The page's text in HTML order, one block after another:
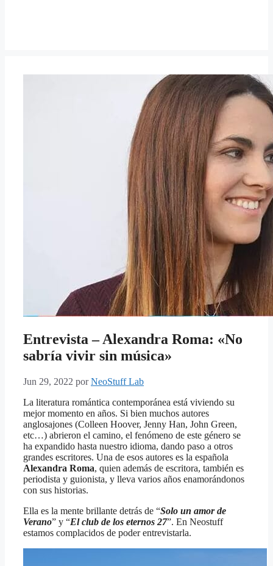
Entrevista – Alexandra Roma: «No
sabría vivir sin música»
Jun 29, 2022 porNeoStuff Lab
La literatura romántica contemporánea está viviendo su
mejor momento en años. Si bien muchos autores
anglosajones (Colleen Hoover, Jenny Han, John Green,
etc…) abrieron el camino, el fenómeno de este género se
ha expandido hasta nuestro idioma, dando paso a otros
grandes escritores. Una de esos autores es la española
Alexandra Roma, quien además de escritora, también es
periodista y guionista, y lleva varios años enamorándonos
con sus historias.
Ella es la mente brillante detrás de “Solo un amor de
Verano” y “El club de los eternos 27”. En Neostuff
estamos complacidos de poder entrevistarla.